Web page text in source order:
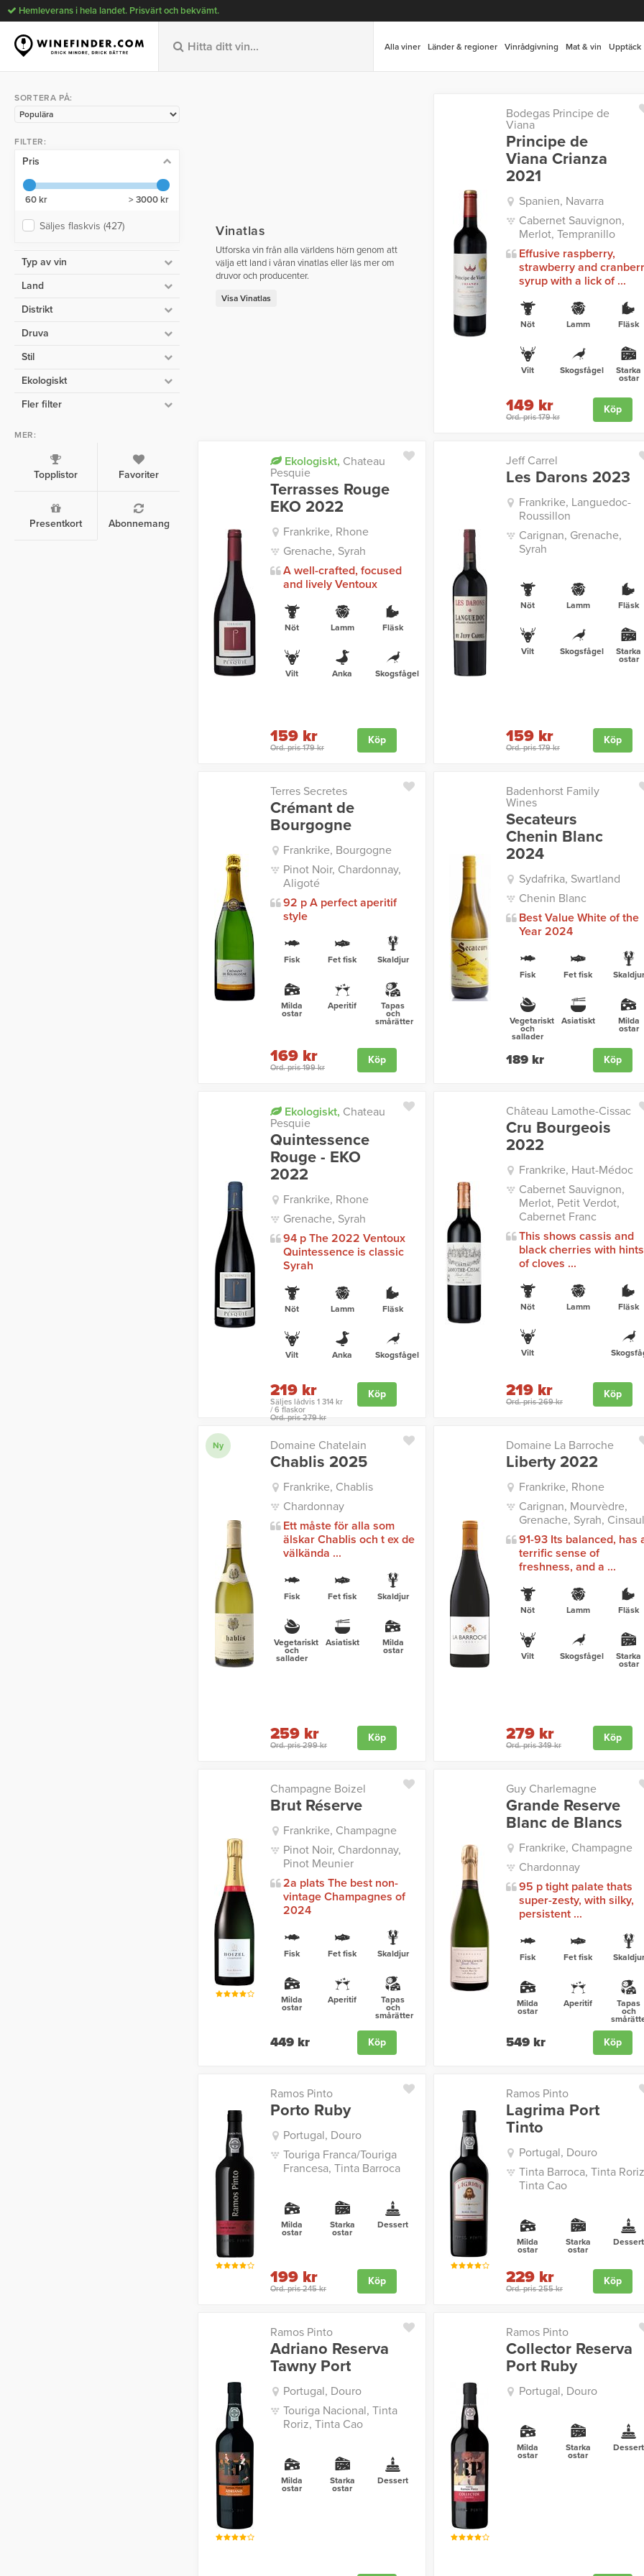
Hemleverans i hela landet. Prisvärt och bekvämt.
Alla viner Länder & regioner Vinrådgivning Mat & vin Upptäck
Vinatlas
Utforska vin från alla världens hörn genom att
välja ett land i våran vinatlas eller läs mer om
druvor och producenter.
Visa Vinatlas
Bodegas Principe de
Viana
Principe de
Viana Crianza
2021
Spanien, Navarra
Cabernet Sauvignon,
Merlot, Tempranillo
Effusive raspberry,
strawberry and
syrup with a lick of ...
Nöt Lamm Fläsk
Vilt Skogsfågel Starka
ostar
149 kr
Ord. pris 179 kr
Köp
Ekologiskt, Chateau
Pesquie
Terrasses Rouge
EKO 2022
Frankrike, Rhone
Grenache, Syrah
A well-crafted, focused
and lively Ventoux
Nöt Lamm Fläsk
Vilt Anka Skogsfågel
159 kr
Ord. pris 179 kr
Köp
Jeff Carrel
Les Darons 2023
Frankrike, Languedoc-
Roussillon
Carignan, Grenache,
Syrah
Nöt Lamm Fläsk
Vilt Skogsfågel Starka
ostar
159 kr
Ord. pris 179 kr
Köp
Terres Secretes
Crémant de
Bourgogne
Frankrike, Bourgogne
Pinot Noir, Chardonnay,
Aligoté
92 p A perfect aperitif
style
Fisk Fet fisk Skaldjur
Milda
ostar
Aperitif Tapas
och
smårätter
169 kr
Ord. pris 199 kr
Köp
Badenhorst Family
Wines
Secateurs
Chenin Blanc
2024
Sydafrika, Swartland
Chenin Blanc
Best Value White of the
Year 2024
Fisk Fet fisk Skaldjur
Vegetariskt
och
sallader
Asiatiskt Milda
ostar
189 kr Köp
Ekologiskt, Chateau
Pesquie
Quintessence
Rouge - EKO
2022
Frankrike, Rhone
Grenache, Syrah
94 p The 2022 Ventoux
Quintessence is classic
Syrah
Nöt Lamm Fläsk
Vilt Anka Skogsfågel
219 kr
Säljes lådvis 1 314 kr
/ 6 flaskor
Ord. pris 279 kr
Köp
Château Lamothe-Cissac
Cru Bourgeois
2022
Frankrike, Haut-Médoc
Cabernet Sauvignon,
Merlot, Petit Verdot,
Cabernet Franc
This shows cassis and
black cherries with hints
of cloves ...
Nöt Lamm Fläsk
Vilt
219 kr
Ord. pris 269 kr
Köp
Ny Domaine Chatelain
Chablis 2025
Frankrike, Chablis
Chardonnay
Ett måste för alla som
älskar Chablis och t ex de
välkända ...
Fisk Fet fisk Skaldjur
Vegetariskt
och
sallader
Asiatiskt Milda
ostar
259 kr
Ord. pris 299 kr
Köp
Domaine La Barroche
Liberty 2022
Frankrike, Rhone
Carignan, Mourvèdre,
Grenache, Syrah,
91-93 Its balanced, has
terrific sense of
freshness, and a ...
Nöt Lamm Fläsk
Vilt Skogsfågel Starka
ostar
279 kr
Ord. pris 349 kr
Köp
Champagne Boizel
Brut Réserve
Frankrike, Champagne
Pinot Noir, Chardonnay,
Pinot Meunier
2a plats The best non-
vintage Champagnes of
2024
Fisk Fet fisk Skaldjur
Milda
ostar
Aperitif Tapas
och
smårätter
449 kr Köp
Guy Charlemagne
Grande Reserve
Blanc de Blancs
Frankrike, Champagne
Chardonnay
95 p tight palate thats
super-zesty, with silky,
persistent ...
Fisk Fet fisk Skaldjur
Milda
ostar
Aperitif Tapas
och
549 kr Köp
Ramos Pinto
Porto Ruby
Portugal, Douro
Touriga Franca/Touriga
Francesa, Tinta Barroca
Milda
ostar
Starka
ostar
Dessert
199 kr
Ord. pris 245 kr
Köp
Ramos Pinto
Lagrima Port
Tinto
Portugal, Douro
Tinta Barroca, Tinta
Tinta Cao
Milda
ostar
Starka
ostar
Dessert
229 kr
Ord. pris 255 kr
Köp
Ramos Pinto
Adriano Reserva
Tawny Port
Portugal, Douro
Touriga Nacional, Tinta
Roriz, Tinta Cao
Milda
ostar
Starka
ostar
Dessert
Ramos Pinto
Collector Reserva
Port Ruby
Portugal, Douro
Milda
ostar
Starka
ostar
Dessert
SORTERA PÅ:
FILTER:
Pris
> 3000 kr
60 kr
Säljes flaskvis (427)
Typ av vin
Land
Distrikt
Druva
Stil
Ekologiskt
Fler filter
MER:
Topplistor Favoriter
Presentkort Abonnemang